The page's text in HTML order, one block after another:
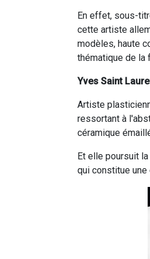
En effet, sous-
cette artiste
modèles, haute
thématique de la
Yves Saint
Artiste
ressortant à
céramique
Et elle poursuit
qui constitue une